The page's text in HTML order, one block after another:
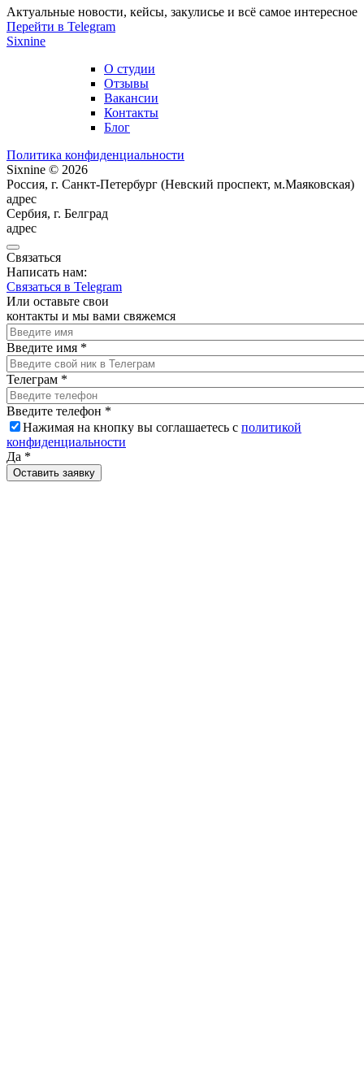
Актуальные новости, кейсы, закулисье и всё самое интересное
Перейти в Telegram
Sixnine
О студии
Отзывы
Вакансии
Контакты
Блог
Политика конфиденциальности
Sixnine © 2026
Россия, г. Санкт-Петербург (Невский проспект, м.Маяковская)
адрес
Сербия, г. Белград
адрес
Связаться
Написать нам:
Связаться в Telegram
Или оставьте свои
контакты и мы вами свяжемся
Введите имя *
Телеграм *
Введите телефон *
Нажимая на кнопку вы соглашаетесь с политикой
конфиденциальности
Да *
Оставить заявку